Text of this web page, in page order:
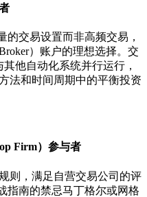
的交易设置而非高频交易，
）账户的理想选择。交
其他自动化系统并行运行，
法和时间周期中的平衡投资
Firm）参与者
则，满足自营交易公司的评
指南的禁忌马丁格尔或网格